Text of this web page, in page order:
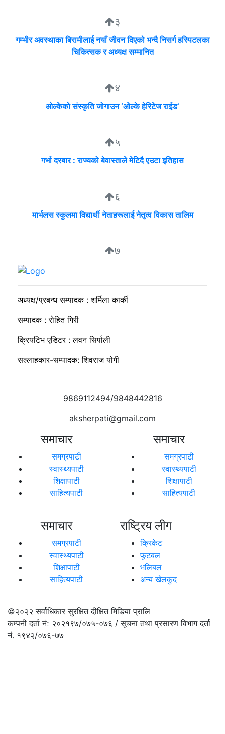
३
गम्भीर अवस्थाका बिरामीलाई नयाँ जीवन दिएको भन्दै निसर्ग हस्पिटलका
चिकित्सक र अध्यक्ष सम्मानित
४
ओल्केको संस्कृति जोगाउन ‘ओल्के हेरिटेज राईड’
५
गर्भा दरबार : राज्यको बेवास्ताले मेटिदै एउटा इतिहास
६
मार्भलस स्कुलमा विद्यार्थी नेताहरूलाई नेतृत्व विकास तालिम
७
सुदीप्ता क्यान्सर सर्भाइभर र्याम्प शो : जीवनले मृत्युलाई जितेको उत्सव
अध्यक्ष/प्रबन्ध सम्पादक : शर्मिला कार्की
सम्पादक : रोहित गिरी
क्रियटिभ एडिटर : लवन सिर्पाली
सल्लाहकार-सम्पादक: शिवराज योगी
9869112494/9848442816
aksherpati@gmail.com
समाचार
समग्रपाटी
स्वास्थ्यपाटी
शिक्षापाटी
साहित्यपाटी
समाचार
समग्रपाटी
स्वास्थ्यपाटी
शिक्षापाटी
साहित्यपाटी
समाचार
समग्रपाटी
स्वास्थ्यपाटी
शिक्षापाटी
साहित्यपाटी
राष्ट्रिय लीग
क्रिकेट
फूटबल
भलिबल
अन्य खेलकुद
©२०२२सर्वाधिकार सुरक्षित दीक्षित मिडिया प्रालि
कम्पनी दर्ता नंः २०२१९७/०७५-०७६ / सूचना तथा प्रसारण विभाग दर्ता
नं. १९४२/०७६-७७